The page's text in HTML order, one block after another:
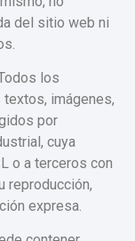
del sitio web ni
los
imágenes,
por
cuya
o a terceros con
reproducción,
expresa.